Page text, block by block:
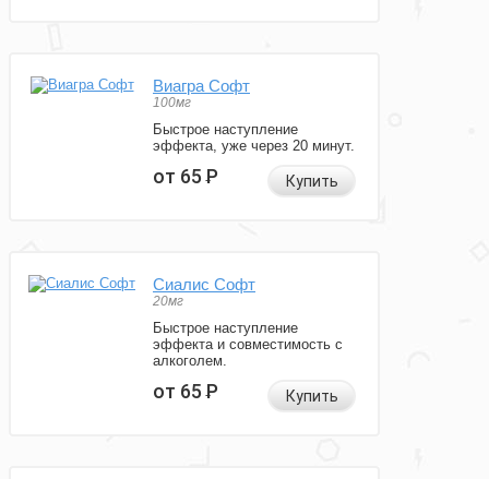
Виагра Софт
100мг
Быстрое наступление
эффекта, уже через 20 минут.
от 65Р Купить
Сиалис Софт
20мг
Быстрое наступление
эффекта и совместимость с
алкоголем.
от 65Р Купить